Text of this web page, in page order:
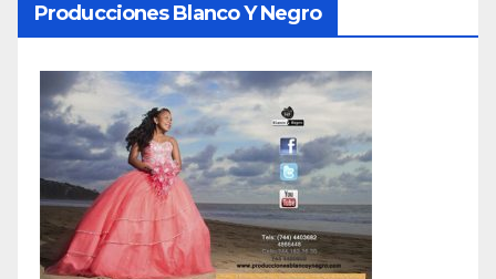
Producciones Blanco Y Negro